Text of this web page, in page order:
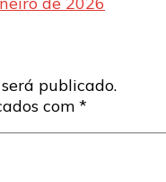
publicado.
com *